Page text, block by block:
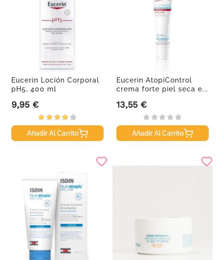
Eucerin Loción Corporal
pH5, 400 ml
Precio
9,95 €
Añadir Al Carrito
Eucerin AtopiControl
crema forte piel seca e...
Precio
13,55 €
Añadir Al Carrito